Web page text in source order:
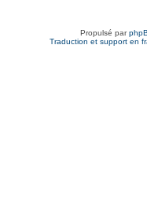
Propulsé par
Traduction et support en